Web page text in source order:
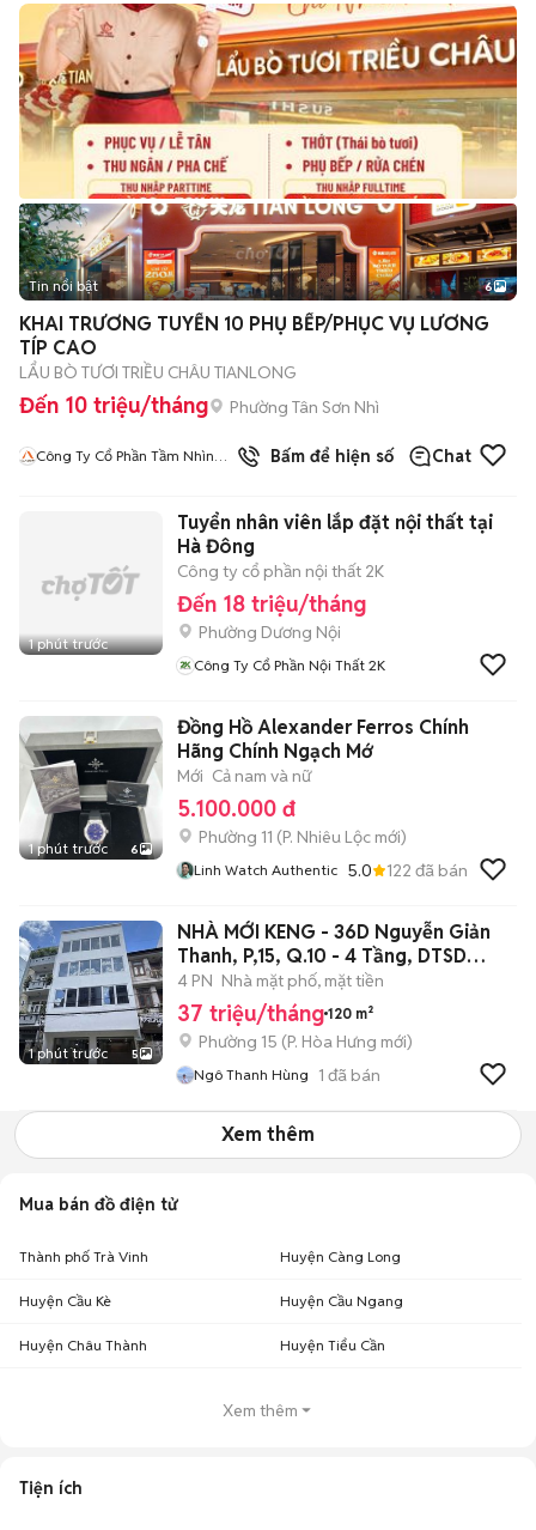
+2
Tin nổi bật 6
KHAI TRƯƠNG TUYỂN 10 PHỤ BẾP/PHỤC VỤ LƯƠNG
TÍP CAO
LẨU BÒ TƯƠI TRIỀU CHÂU TIANLONG
Đến 10 triệu/tháng Phường Tân Sơn Nhì
Công Ty Cổ Phần Tầm Nhìn
1đã bán
Bấm để hiện số Chat
1 phút trước
Tuyển nhân viên lắp đặt nội thất tại
Hà Đông
Công ty cổ phần nội thất 2K
Đến 18 triệu/tháng
Phường Dương Nội
Công Ty Cổ Phần Nội Thất 2K
1 phút trước 6
Đồng Hồ Alexander Ferros Chính
Hãng Chính Ngạch Mớ
Mới Cả nam và nữ
5.100.000 đ
Phường 11 (P. Nhiêu Lộc mới)
Linh Watch Authentic 5.0 122 đã bán
1 phút trước 5
NHÀ MỚI KENG - 36D Nguyễn Giản
Thanh, P,15, Q.10 - 4 Tầng, DTSD
350m2
4 PN Nhà mặt phố, mặt tiền
37 triệu/tháng 120 m²
Phường 15 (P. Hòa Hưng mới)
Ngô Thanh Hùng 1 đã bán
Xem thêm
Mua bán đồ điện tử
Thành phố Trà Vinh Huyện Càng Long
Huyện Cầu Kè Huyện Cầu Ngang
Huyện Châu Thành Huyện Tiểu Cần
Xem thêm
Tiện ích